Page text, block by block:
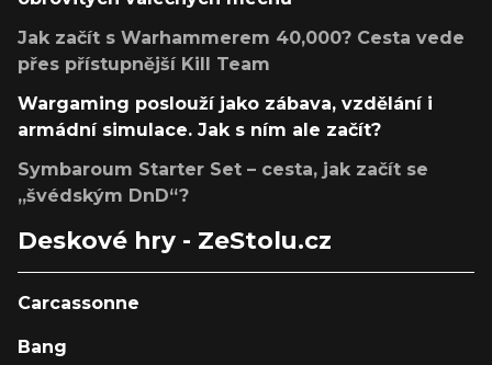
Jak začít s Warhammerem 40,000? Cesta vede
přes přístupnější Kill Team
Wargaming poslouží jako zábava, vzdělání i
armádní simulace. Jak s ním ale začít?
Symbaroum Starter Set – cesta, jak začít se
„švédským DnD“?
Deskové hry - ZeStolu.cz
Carcassonne
Bang